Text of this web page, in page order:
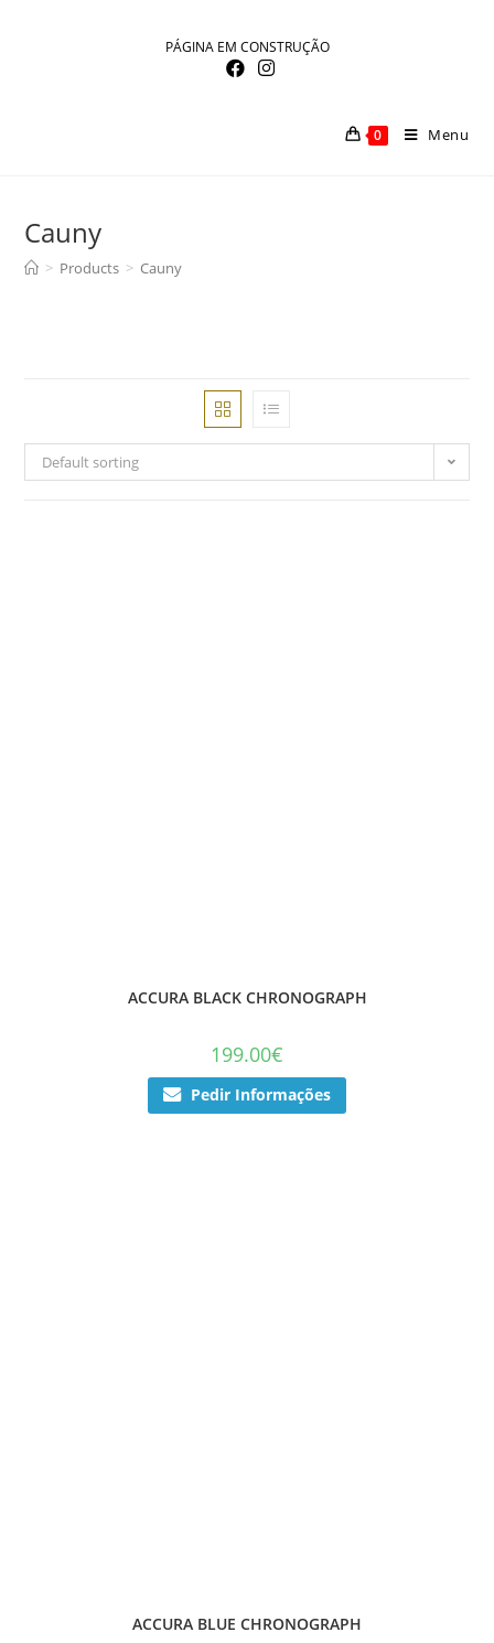
PÁGINA EM CONSTRUÇÃO
0 Menu
Cauny
> Products > Cauny
Default sorting
ACCURA BLACK CHRONOGRAPH
199.00€
Pedir Informações
ACCURA BLUE CHRONOGRAPH